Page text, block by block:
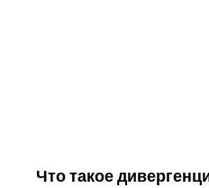
Что такое